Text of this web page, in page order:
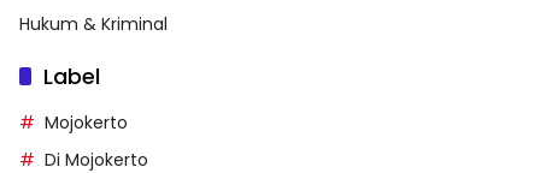
Hukum & Kriminal
Label
Mojokerto
Di Mojokerto